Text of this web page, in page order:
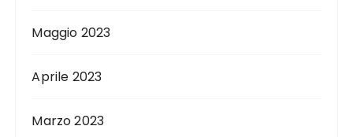
Maggio 2023
Aprile 2023
Marzo 2023